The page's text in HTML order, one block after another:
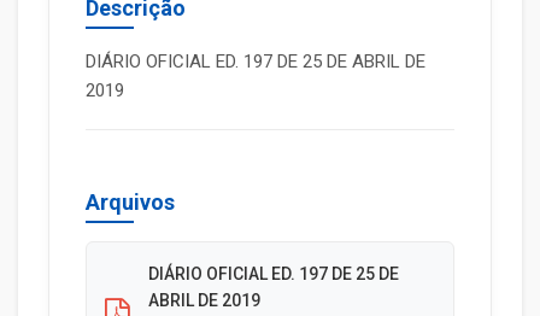
Descrição
DIÁRIO OFICIAL ED. 197 DE 25 DE ABRIL DE
2019
Arquivos
DIÁRIO OFICIAL ED. 197 DE 25 DE
ABRIL DE 2019